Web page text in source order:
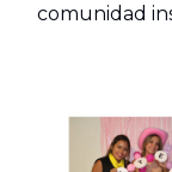
comunidad